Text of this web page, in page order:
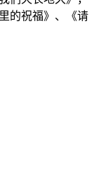
的祝福》、《请